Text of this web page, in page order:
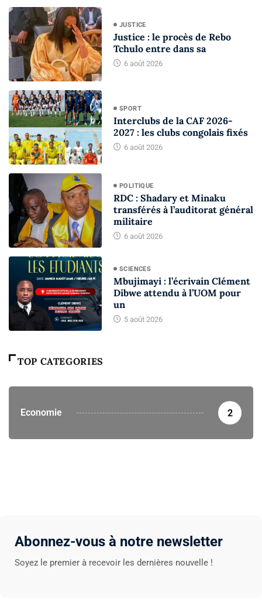
JUSTICE
Justice : le procès de Rebo
Tchulo entre dans sa
6 août 2026
SPORT
Interclubs de la CAF 2026-
2027 : les clubs congolais fixés
6 août 2026
POLITIQUE
RDC : Shadary et Minaku
transférés à l’auditorat général
militaire
6 août 2026
SCIENCES
Mbujimayi : l’écrivain Clément
Dibwe attendu à l’UOM pour
un
5 août 2026
TOP CATEGORIES
Economie 2
Abonnez-vous à notre newsletter
Soyez le premier à recevoir les dernières nouvelle !